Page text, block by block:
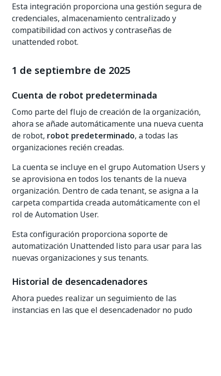
Esta integración proporciona una gestión segura de
credenciales, almacenamiento centralizado y
compatibilidad con activos y contraseñas de
unattended robot.
1 de septiembre de 2025
Cuenta de robot predeterminada
Como parte del flujo de creación de la organización,
ahora se añade automáticamente una nueva cuenta
de robot, robot predeterminado, a todas las
organizaciones recién creadas.
La cuenta se incluye en el grupo Automation Users y
se aprovisiona en todos los tenants de la nueva
organización. Dentro de cada tenant, se asigna a la
carpeta compartida creada automáticamente con el
rol de Automation User.
Esta configuración proporciona soporte de
automatización Unattended listo para usar para las
nuevas organizaciones y sus tenants.
Historial de desencadenadores
Ahora puedes realizar un seguimiento de las
instancias en las que el desencadenador no pudo